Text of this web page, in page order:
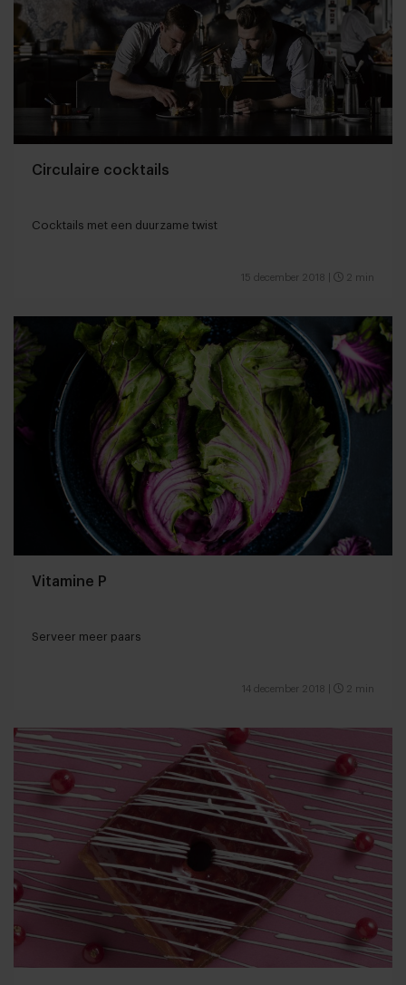
Circulaire cocktails
Cocktails met een duurzame twist
15 december 2018 2 min
Vitamine P
Serveer meer paars
14 december 2018 2 min